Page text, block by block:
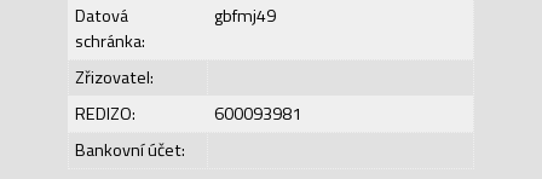
Datová
schránka:
gbfmj49
Zřizovatel:
REDIZO:
600093981
Bankovní účet: